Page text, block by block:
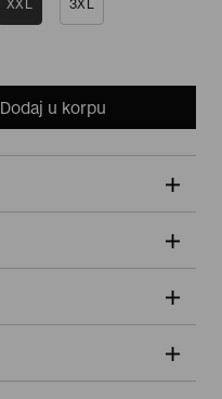
XXL 3XL
Dodaj u korpu